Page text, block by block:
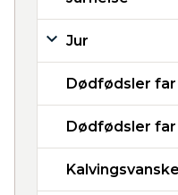
Jur
Dødfødsler far
Dødfødsler far